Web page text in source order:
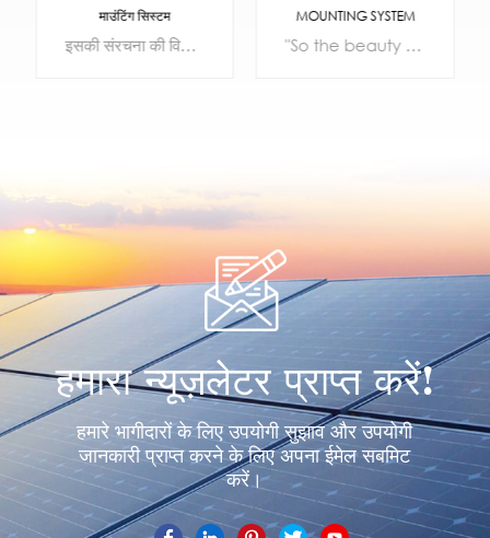
माउंटिंग सिस्टम
इसकी संरचना की विशिष्टता को देखते हुए, लचीले ब्रैकेट में अनुप्रयोग परिदृश्यों की एक विस्तृत श्रृंखला होती है, जैसे सीवेज उपचार संयंत्र, कृषि प्रकाश पूरकता, मछली पकड़ने की रोशनी पूरकता, पर्वत फोटोवोल्टिक और पार्किंग स्थल फोटोवोल्टिक को व्यापक रूप से लागू किया जा सकता है।
और अधिक जानें
MOUNTING SYSTEM
SOLUTION
"So the beauty of this system is that it can actually generate electricity while driving." So as long as the sun is shining, you can generate electricity."
और अधिक जानें
हमारा न्यूज़लेटर प्राप्त करें!
हमारे भागीदारों के लिए उपयोगी सुझाव और उपयोगी
जानकारी प्राप्त करने के लिए अपना ईमेल सबमिट
करें।